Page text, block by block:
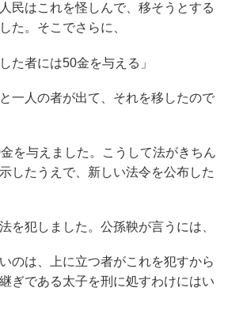
民はこれを怪しんで、移そうとする
た。そこでさらに、
た者には50金を与える」
一人の者が出て、それを移したので
を与えました。こうして法がきちん
したうえで、新しい法令を公布した
を犯しました。公孫鞅が言うには、
のは、上に立つ者がこれを犯すから
ぎである太子を刑に処すわけにはい